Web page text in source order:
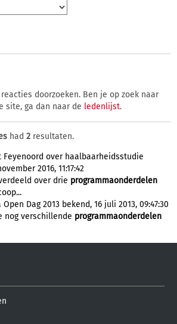
doorzoeken. Ben je op zoek naar
site, ga dan naar de ledenlijst.
had 2 resultaten.
Feyenoord over haalbaarheidsstudie
2016, 11:17:42
over drie programmaonderdelen
Dag 2013 bekend, 16 juli 2013, 09:47:30
nog verschillende programmaonderdelen